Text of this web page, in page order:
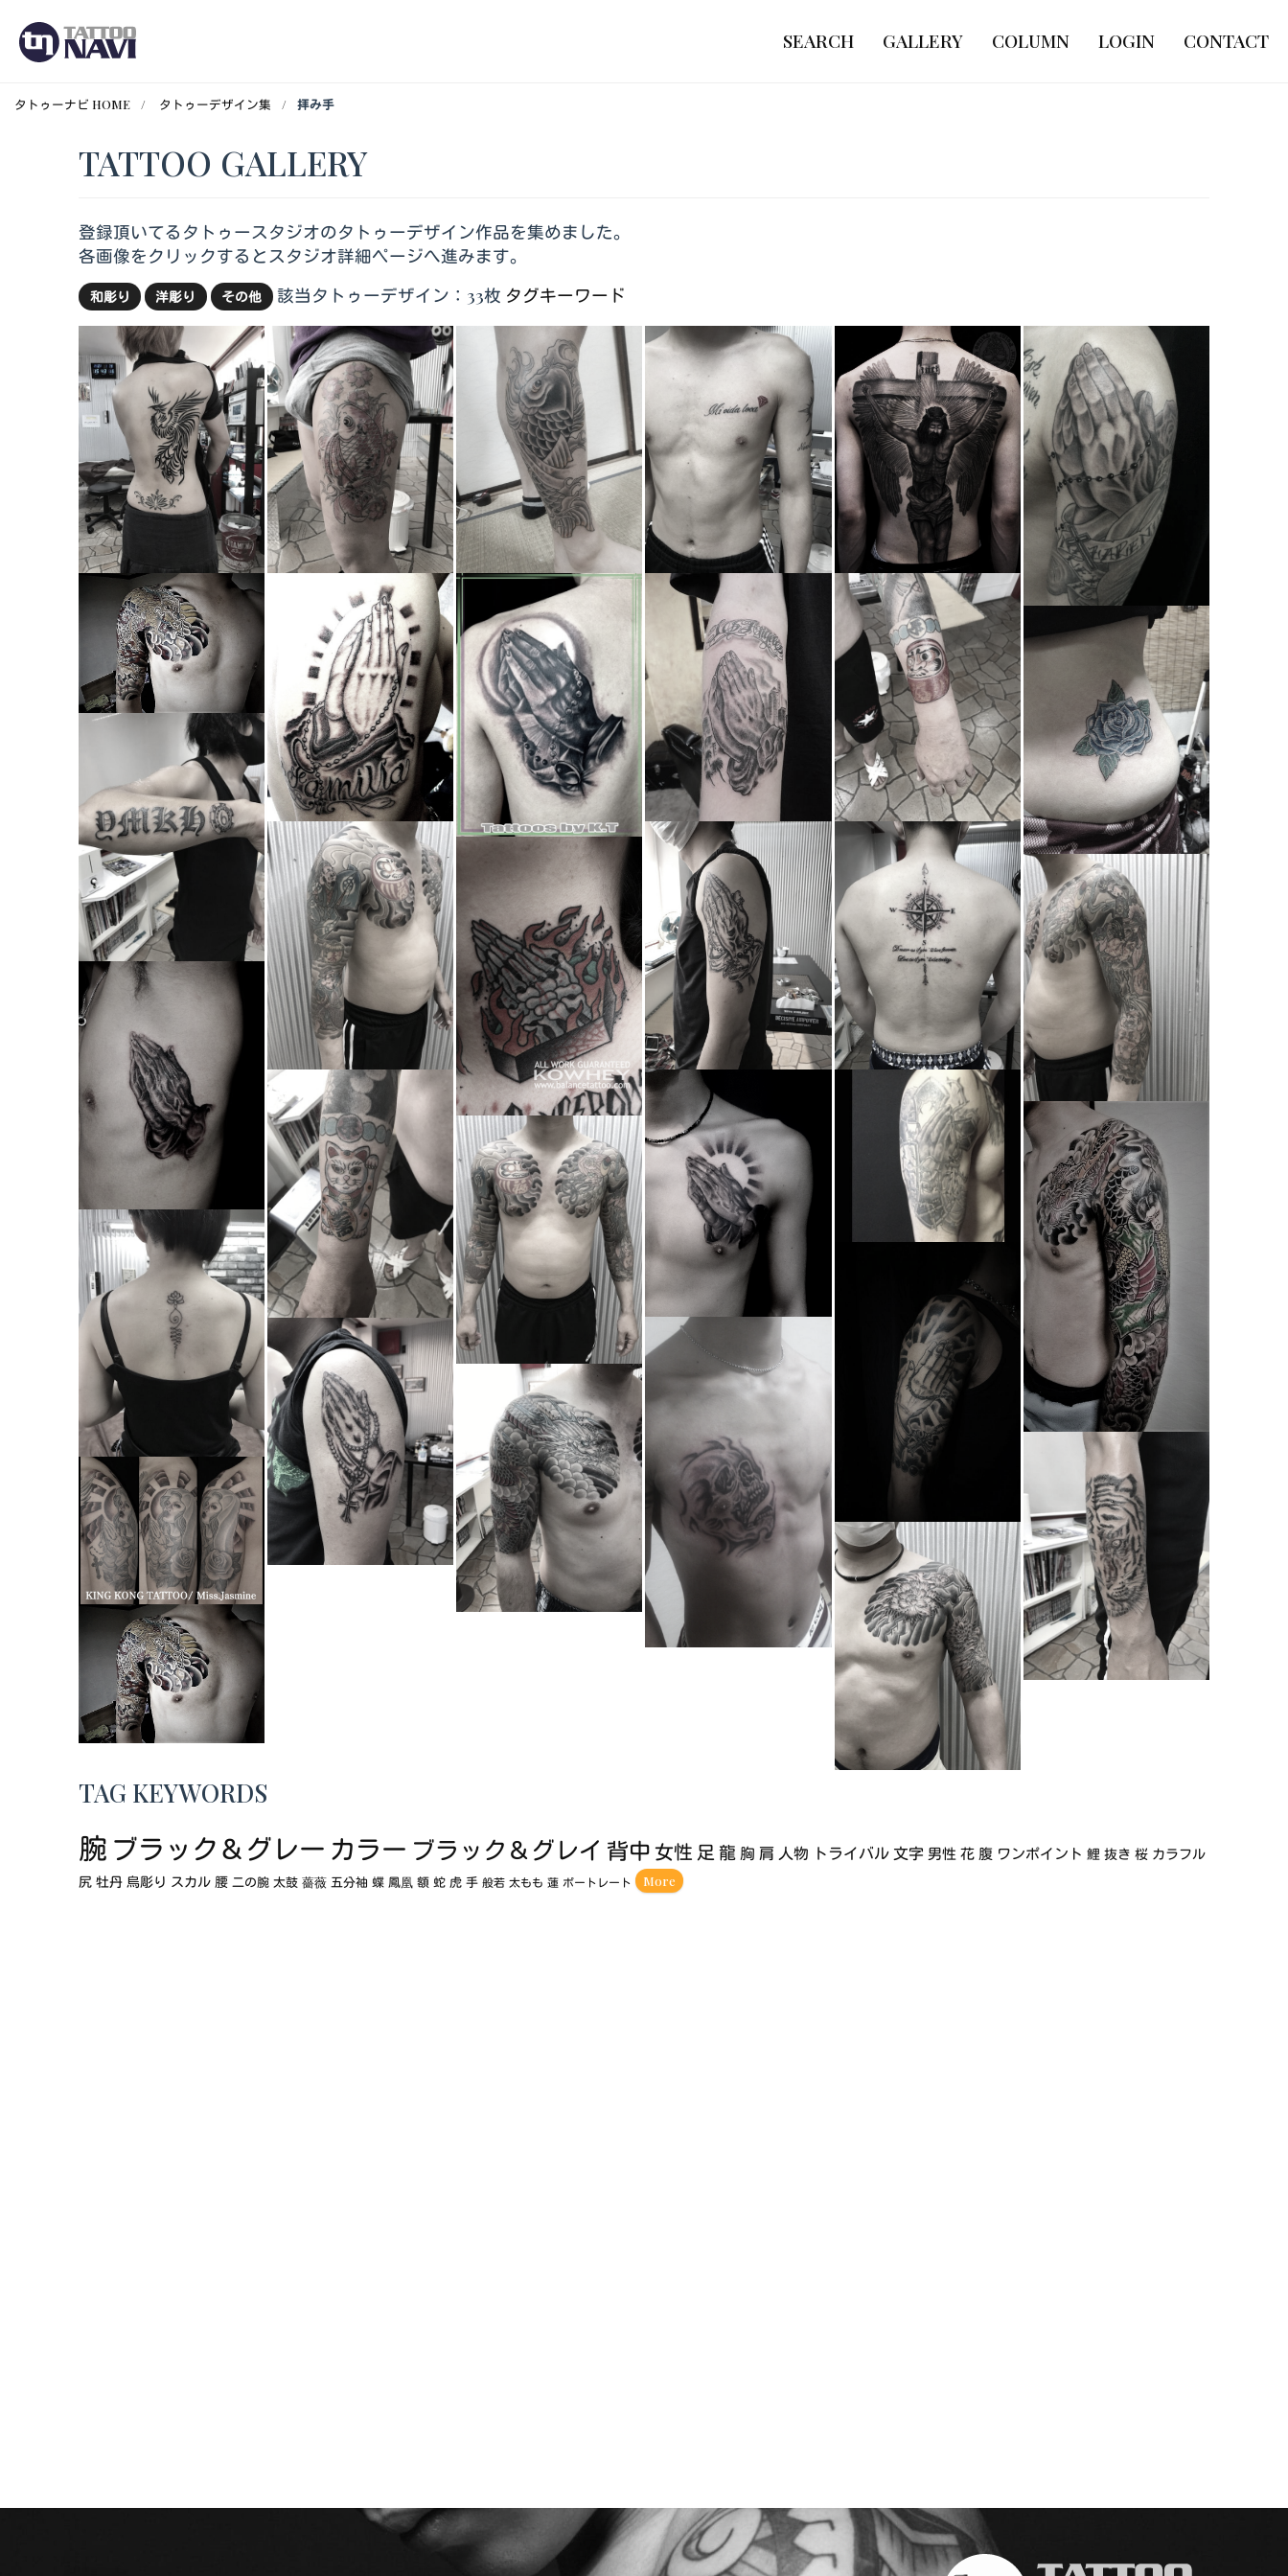
SEARCH GALLERY COLUMN LOGIN CONTACT
タトゥーナビ HOME タトゥーデザイン集 拝み手
TATTOO GALLERY
登録頂いてるタトゥースタジオのタトゥーデザイン作品を集めました。
各画像をクリックするとスタジオ詳細ページへ進みます。
和彫り 洋彫り その他 該当タトゥーデザイン：33枚 タグキーワード
TAG KEYWORDS
腕 ブラック＆グレー カラー ブラック＆グレイ 背中女性 足 龍 胸 肩 人物 トライバル 文字 男性 花 腹 ワンポイント 鯉 抜き 桜 カラフル
尻 牡丹 烏彫り スカル 腰 二の腕 太鼓 薔薇 五分袖 蝶 鳳凰 額 蛇 虎 手 般若 太もも 蓮 ポートレート More